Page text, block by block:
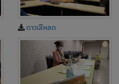
ดาวน์โหลด